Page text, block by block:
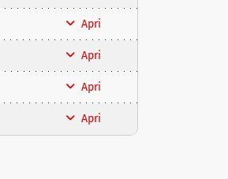
Apri
Apri
Apri
Apri